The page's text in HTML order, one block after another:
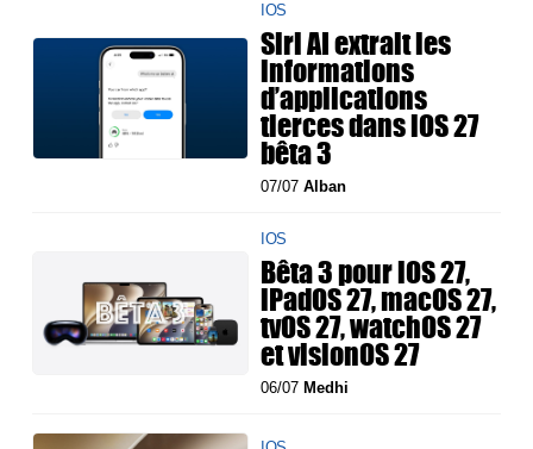
IOS
Siri AI extrait les
informations
d’applications
tierces dans iOS 27
bêta 3
07/07Alban
IOS
Bêta 3 pour iOS 27,
iPadOS 27, macOS 27,
tvOS 27, watchOS 27
et visionOS 27
06/07 Medhi